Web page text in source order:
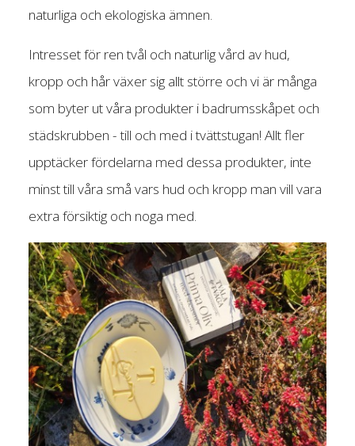
naturliga och ekologiska ämnen.
Intresset för ren tvål och naturlig vård av hud,
kropp och hår växer sig allt större och vi är många
som byter ut våra produkter i badrumsskåpet och
städskrubben - till och med i tvättstugan! Allt fler
upptäcker fördelarna med dessa produkter, inte
minst till våra små vars hud och kropp man vill vara
extra försiktig och noga med.